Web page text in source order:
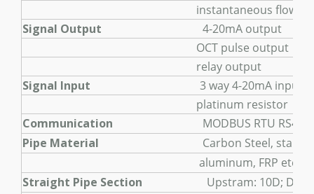
instantaneous flow/
Signal Output 4-20mA output
OCT pulse output
relay output
Signal Input
3 way 4-20mA input achieve to
platinum resistor
Communication MODBUS RTU RS485
Pipe Material Carbon Steel, stainless steel,
aluminum, FRP etc. Liner is
Straight Pipe Section Upstram: 10D;